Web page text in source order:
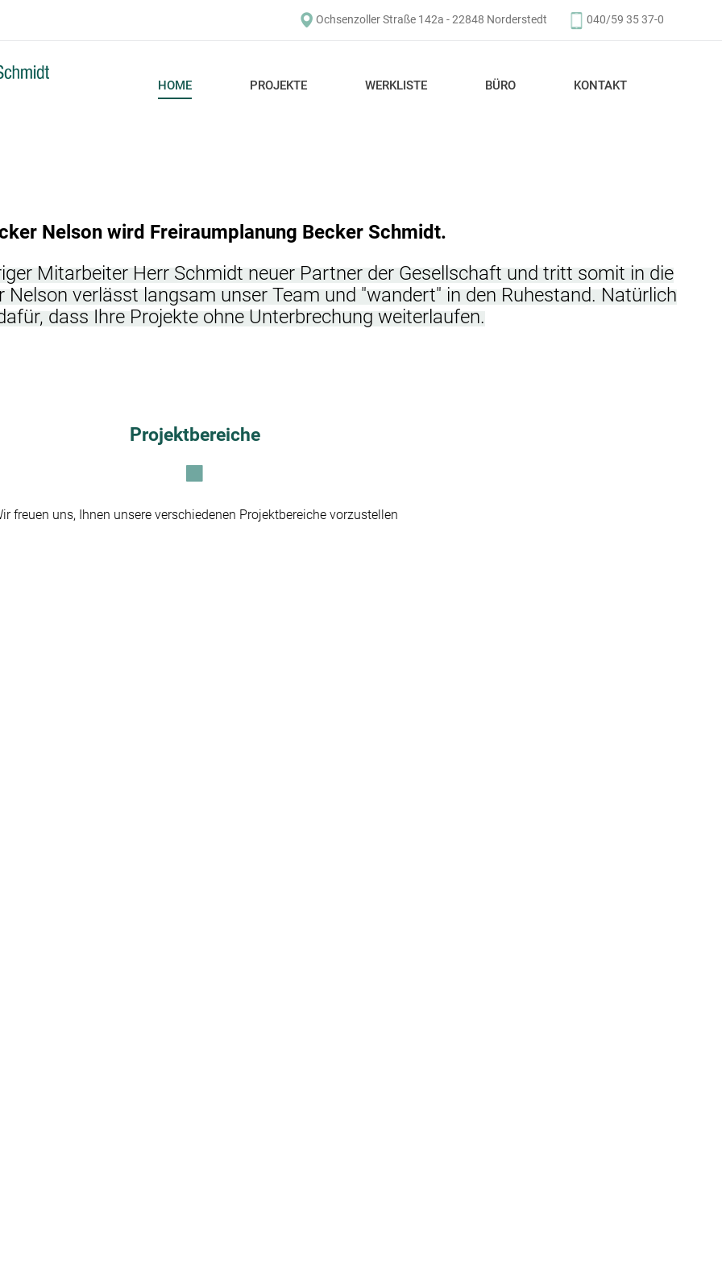
Ochsenzoller Straße 142a - 22848 Norderstedt 040/59 35 37-0
HOME PROJEKTE WERKLISTE BÜRO KONTAKT
Nelson wird Freiraumplanung Becker Schmidt.
Mitarbeiter Herr Schmidt neuer Partner der Gesellschaft und tritt somit in die
verlässt langsam unser Team und "wandert" in den Ruhestand. Natürlich
dass Ihre Projekte ohne Unterbrechung weiterlaufen.
Projektbereiche
freuen uns, Ihnen unsere verschiedenen Projektbereiche vorzustellen